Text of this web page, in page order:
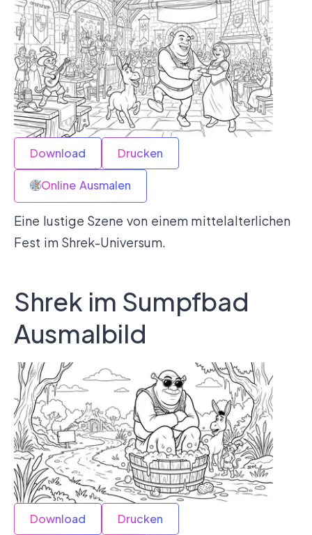
Download Drucken
Online Ausmalen
Eine lustige Szene von einem mittelalterlichen
Fest im Shrek-Universum.
Shrek im Sumpfbad
Ausmalbild
Download Drucken